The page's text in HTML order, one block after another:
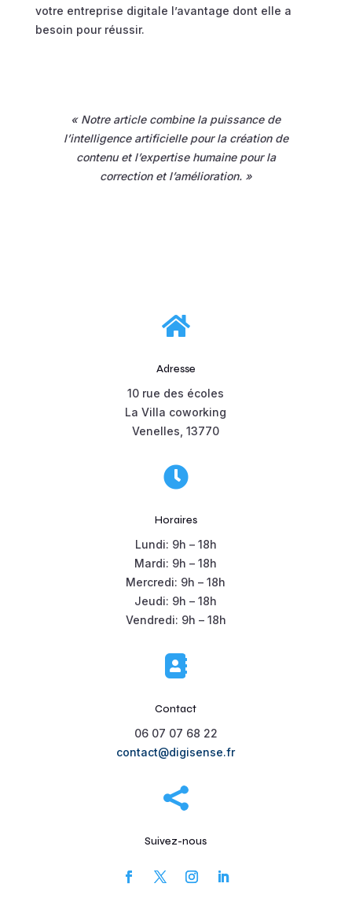
votre entreprise digitale l’avantage dont elle a
besoin pour réussir.
« Notre article combine la puissance de
l’intelligence artificielle pour la création de
contenu et l’expertise humaine pour la
correction et l’amélioration. »

Adresse
10 rue des écoles
La Villa coworking
Venelles, 13770

Horaires
Lundi: 9h – 18h
Mardi: 9h – 18h
Mercredi: 9h – 18h
Jeudi: 9h – 18h
Vendredi: 9h – 18h

Contact
06 07 07 68 22
contact@digisense.fr

Suivez-nous